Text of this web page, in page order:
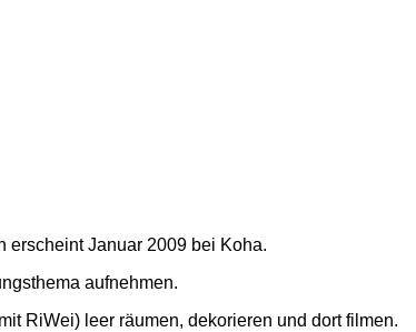
erscheint Januar 2009 bei Koha.
aufnehmen.
RiWei) leer räumen, dekorieren und dort filmen.